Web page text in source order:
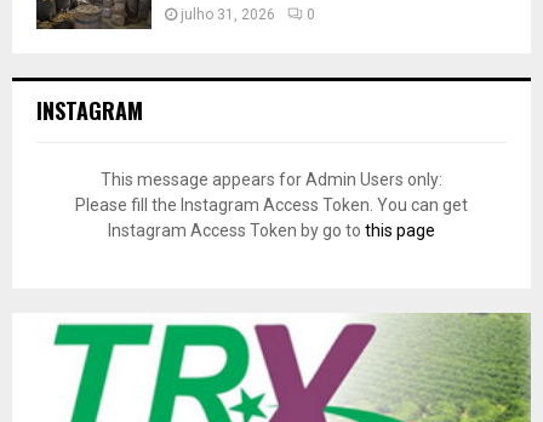
julho 31, 2026 0
INSTAGRAM
This message appears for Admin Users only:
Please fill the Instagram Access Token. You can get
Instagram Access Token by go to this page